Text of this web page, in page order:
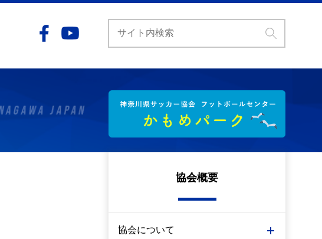
協会概要
協会について